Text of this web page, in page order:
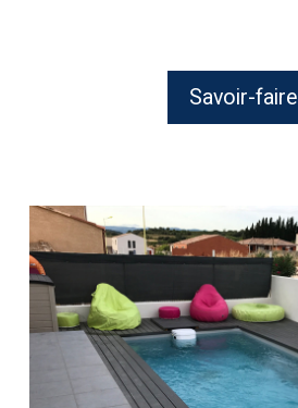
Savoir-faire
Pose
d’une
piscine
enterrée
dans